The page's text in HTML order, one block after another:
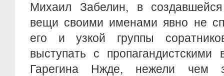
Михаил Забелин, в
вещи своими именами явно не
его и узкой группы
выступать с
Гарегина Нжде, нежели чем